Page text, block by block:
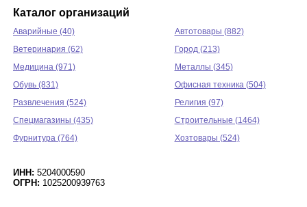
Каталог организаций
Аварийные (40)
Автотовары (882)
Ветеринария (62)
Город (213)
Медицина (971)
Металлы (345)
Обувь (831)
Офисная техника (504)
Развлечения (524)
Религия (97)
Спецмагазины (435)
Строительные (1464)
Фурнитура (764)
Хозтовары (524)
ИНН: 5204000590
ОГРН: 1025200939763